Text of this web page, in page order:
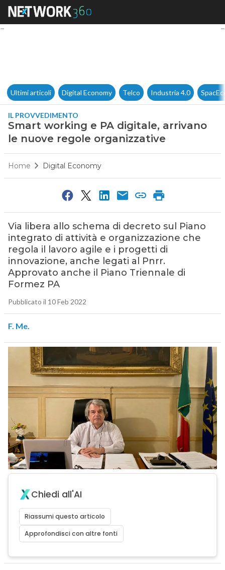
Smart working e PA digitale,
Ultimi articoli Digital Economy Telco Industria 4.0
IL PROVVEDIMENTO
Smart working e PA digitale, arrivano
le nuove regole organizzative
Home Digital Economy
Via libera allo schema di decreto sul Piano
integrato di attività e organizzazione che
regola il lavoro agile e i progetti di
innovazione, anche legati al Pnrr.
Approvato anche il Piano Triennale di
Formez PA
Pubblicato il 10 Feb 2022
F. Me.
Chiedi all'AI
Riassumi questo articolo
Approfondisci con altre fonti